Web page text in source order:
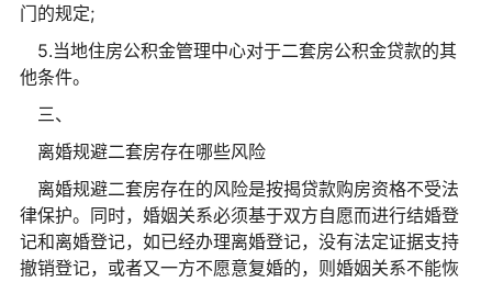
门的规定;
5.当地住房公积金管理中心对于二套房公积金贷款的其
他条件。
三、
离婚规避二套房存在哪些风险
离婚规避二套房存在的风险是按揭贷款购房资格不受法
律保护。同时，婚姻关系必须基于双方自愿而进行结婚登
记和离婚登记，如已经办理离婚登记，没有法定证据支持
撤销登记，或者又一方不愿意复婚的，则婚姻关系不能恢